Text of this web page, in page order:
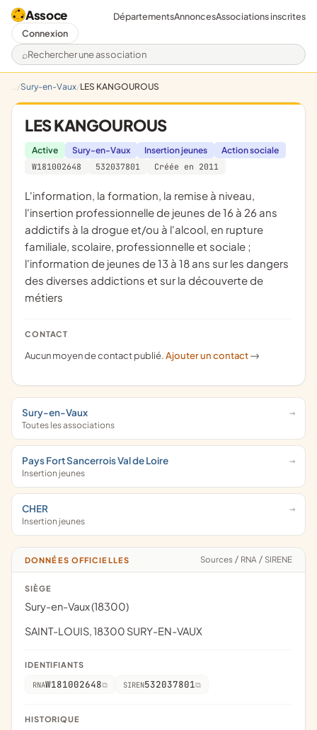
Assoce
Rechercher une association
DépartementsAnnoncesAssociations inscrites
Connexion
Sury-en-Vaux LES KANGOUROUS
LES KANGOUROUS
Active Sury-en-Vaux Insertion jeunes
Action sociale
W181002648
532037801 Créée en 2011
l'information, la formation, la remise à niveau,
l'insertion professionnelle de jeunes de 16 à 26 ans
addictifs à la drogue et/ou à l'alcool, en rupture
familiale, scolaire, professionnelle et sociale ;
l'information de jeunes de 13 à 18 ans sur les dangers
des diverses addictions et sur la découverte de
métiers
CONTACT
Aucun moyen de contact publié.Ajouter un contact ->
Sury-en-Vaux
Toutes les associations
Pays Fort Sancerrois Val de Loire
Insertion jeunes
CHER
Insertion jeunes
DONNÉES OFFICIELLES Sources / RNA / SIRENE
SIÈGE
Sury-en-Vaux (18300)
SAINT-LOUIS, 18300 SURY-EN-VAUX
IDENTIFIANTS
RNAW181002648 SIREN532037801
HISTORIQUE